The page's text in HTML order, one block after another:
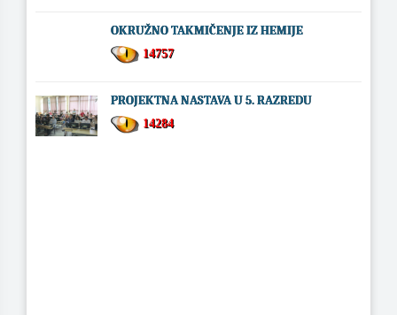
OKRUŽNO TAKMIČENJE IZ HEMIJE
14757
PROJEKTNA NASTAVA U 5. RAZREDU
14284